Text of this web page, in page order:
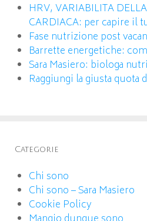
HRV, VARIABILITA
CARDIACA: per capire il
Fase nutrizione post
Barrette energetiche:
Sara Masiero: biologa
Raggiungi la giusta quota
Categorie
Chi sono
Chi sono – Sara Masiero
Cookie Policy